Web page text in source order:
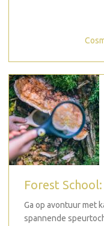
Forest
Ga op avontuur met
spannende